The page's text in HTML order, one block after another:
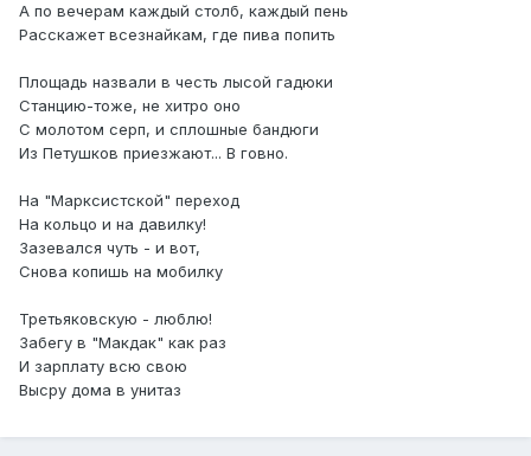
А по вечерам каждый столб, каждый пень
Расскажет всезнайкам, где пива попить
Площадь назвали в честь лысой гадюки
Станцию-тоже, не хитро оно
С молотом серп, и сплошные бандюги
Из Петушков приезжают... В говно.
На "Марксистской" переход
На кольцо и на давилку!
Зазевался чуть - и вот,
Снова копишь на мобилку
Третьяковскую - люблю!
Забегу в "Макдак" как раз
И зарплату всю свою
Высру дома в унитаз